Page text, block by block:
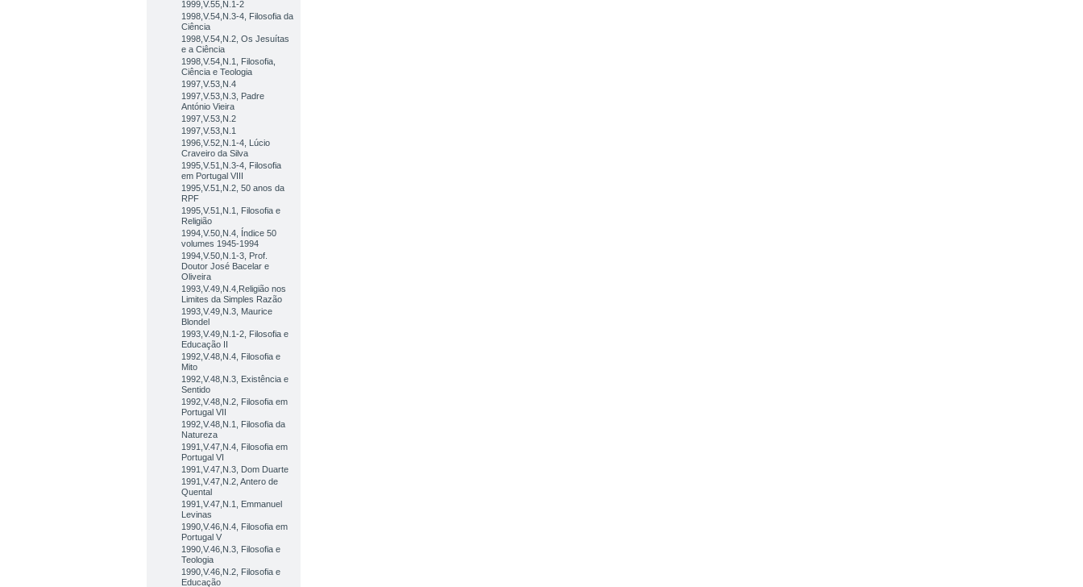
1999,V.55,N.1-2
1998,V.54,N.3-4, Filosofia da
Ciência
1998,V.54,N.2, Os Jesuítas
e a Ciência
1998,V.54,N.1, Filosofia,
Ciência e Teologia
1997,V.53,N.4
1997,V.53,N.3, Padre
António Vieira
1997,V.53,N.2
1997,V.53,N.1
1996,V.52,N.1-4, Lúcio
Craveiro da Silva
1995,V.51,N.3-4, Filosofia
em Portugal VIII
1995,V.51,N.2, 50 anos da
RPF
1995,V.51,N.1, Filosofia e
Religião
1994,V.50,N.4, Índice 50
volumes 1945-1994
1994,V.50,N.1-3, Prof.
Doutor José Bacelar e
Oliveira
1993,V.49,N.4,Religião nos
Limites da Simples Razão
1993,V.49,N.3, Maurice
Blondel
1993,V.49,N.1-2, Filosofia e
Educação II
1992,V.48,N.4, Filosofia e
Mito
1992,V.48,N.3, Existência e
Sentido
1992,V.48,N.2, Filosofia em
Portugal VII
1992,V.48,N.1, Filosofia da
Natureza
1991,V.47,N.4, Filosofia em
Portugal VI
1991,V.47,N.3, Dom Duarte
1991,V.47,N.2, Antero de
Quental
1991,V.47,N.1, Emmanuel
Levinas
1990,V.46,N.4, Filosofia em
Portugal V
1990,V.46,N.3, Filosofia e
Teologia
1990,V.46,N.2, Filosofia e
Educação